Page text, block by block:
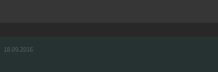
18.09.2016